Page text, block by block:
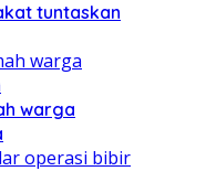
tuntaskan
warga